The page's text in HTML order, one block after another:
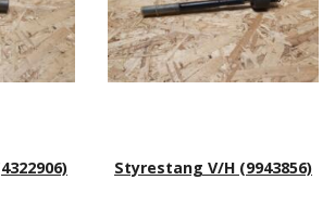
Styrestang V/H (9943856)